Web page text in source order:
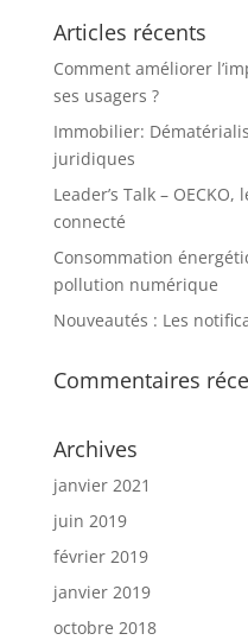
Articles récents
Comment améliorer
ses usagers ?
Immobilier:
juridiques
Leader’s Talk –
connecté
Consommation
pollution numérique
Nouveautés : Les
Commentaires
Archives
janvier 2021
juin 2019
février 2019
janvier 2019
octobre 2018